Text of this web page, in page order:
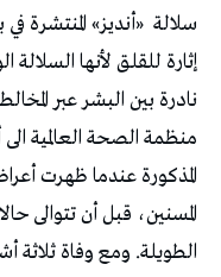
سلالة «أنديز» المنتشرة
إثارة للقلق لأنها
نادرة بين البشر عبر
منظمة الصحة العالمية
المذكورة عندما ظهرت
المسنين، قبل أن تتوالى
الطويلة. ومع وفاة